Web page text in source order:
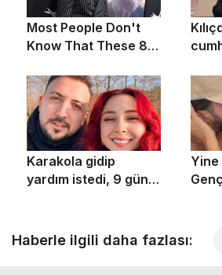
Haberle ilgili daha fazlası: